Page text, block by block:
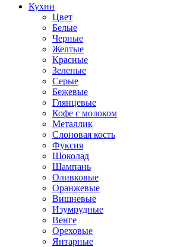
Кухни
Цвет
Белые
Черные
Желтые
Красные
Зеленые
Серые
Бежевые
Глянцевые
Кофе с молоком
Металлик
Слоновая кость
Фуксия
Шоколад
Шампань
Оливковые
Оранжевые
Вишневые
Изумрудные
Венге
Ореховые
Янтарные